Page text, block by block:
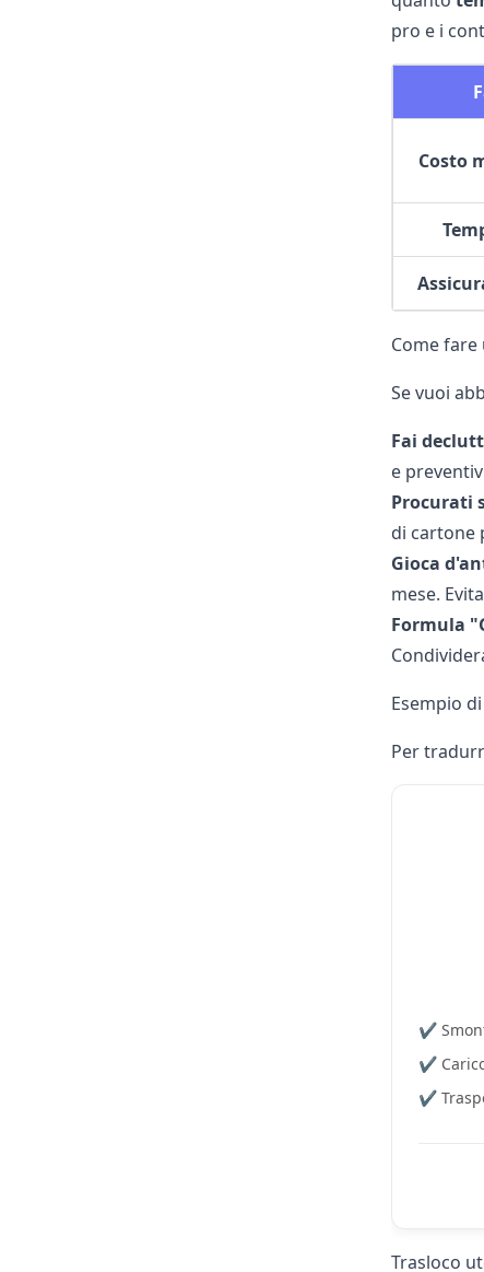
pro e i
Costo
Come
Se vuoi
Fai
e
Procurati
di cartone
Gioca
mese.
Formula
Esempio
Per
✔️
✔️
✔️
Trasloco